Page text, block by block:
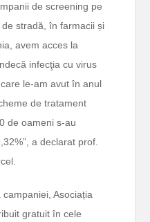
de screening pe
stradă, în farmacii și
avem acces la
infecţia cu virus
le-am avut în anul
de tratament
de oameni s-au
a declarat prof.
Asociația
gratuit în cele